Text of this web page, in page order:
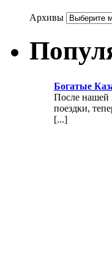
Архивы
Богатые
После нашей
поездки,
[...]